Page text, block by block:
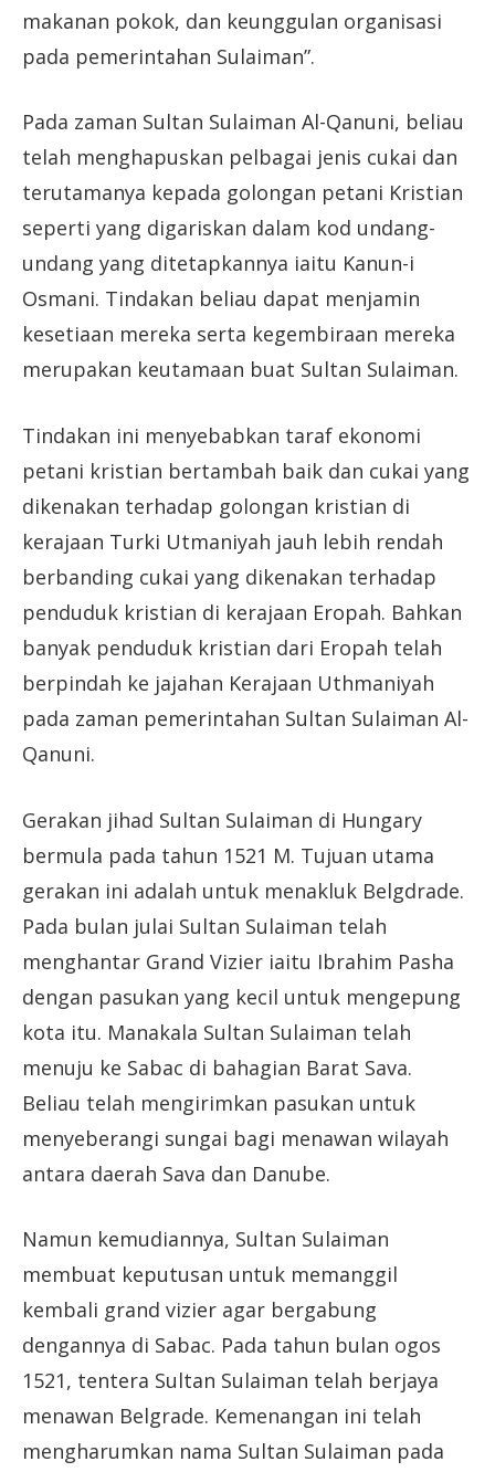
makanan pokok, dan keunggulan organisasi
pada pemerintahan Sulaiman”.
Pada zaman Sultan Sulaiman Al-Qanuni, beliau
telah menghapuskan pelbagai jenis cukai dan
terutamanya kepada golongan petani Kristian
seperti yang digariskan dalam kod undang-
undang yang ditetapkannya iaitu Kanun-i
Osmani. Tindakan beliau dapat menjamin
kesetiaan mereka serta kegembiraan mereka
merupakan keutamaan buat Sultan Sulaiman.
Tindakan ini menyebabkan taraf ekonomi
petani kristian bertambah baik dan cukai yang
dikenakan terhadap golongan kristian di
kerajaan Turki Utmaniyah jauh lebih rendah
berbanding cukai yang dikenakan terhadap
penduduk kristian di kerajaan Eropah. Bahkan
banyak penduduk kristian dari Eropah telah
berpindah ke jajahan Kerajaan Uthmaniyah
pada zaman pemerintahan Sultan Sulaiman Al-
Qanuni.
Gerakan jihad Sultan Sulaiman di Hungary
bermula pada tahun 1521 M. Tujuan utama
gerakan ini adalah untuk menakluk Belgdrade.
Pada bulan julai Sultan Sulaiman telah
menghantar Grand Vizier iaitu Ibrahim Pasha
dengan pasukan yang kecil untuk mengepung
kota itu. Manakala Sultan Sulaiman telah
menuju ke Sabac di bahagian Barat Sava.
Beliau telah mengirimkan pasukan untuk
menyeberangi sungai bagi menawan wilayah
antara daerah Sava dan Danube.
Namun kemudiannya, Sultan Sulaiman
membuat keputusan untuk memanggil
kembali grand vizier agar bergabung
dengannya di Sabac. Pada tahun bulan ogos
1521, tentera Sultan Sulaiman telah berjaya
menawan Belgrade. Kemenangan ini telah
mengharumkan nama Sultan Sulaiman pada